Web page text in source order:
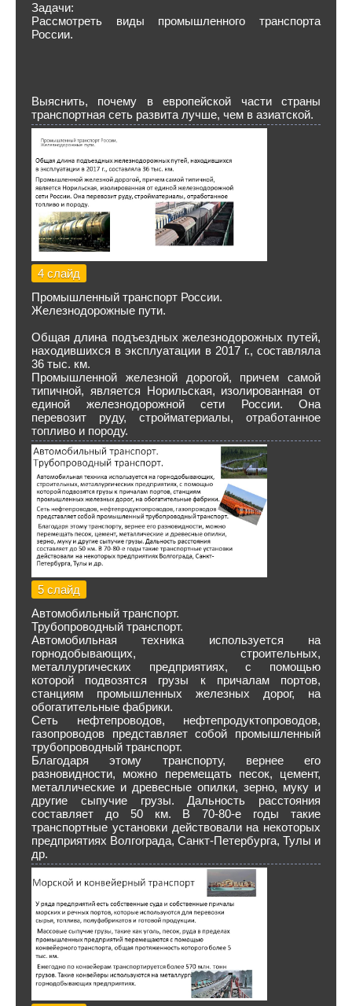
Задачи:
Рассмотреть виды промышленного транспорта
России.
Выяснить, почему в европейской части страны
транспортная сеть развита лучше, чем в азиатской.
4 слайд
Промышленный транспорт России.
Железнодорожные пути.
Общая длина подъездных железнодорожных путей,
находившихся в эксплуатации в 2017 г., составляла
36 тыс. км.
Промышленной железной дорогой, причем самой
типичной, является Норильская, изолированная от
единой железнодорожной сети России. Она
перевозит руду, стройматериалы, отработанное
топливо и породу.
5 слайд
Автомобильный транспорт.
Трубопроводный транспорт.
Автомобильная техника используется на
горнодобывающих, строительных,
металлургических предприятиях, с помощью
которой подвозятся грузы к причалам портов,
станциям промышленных железных дорог, на
обогатительные фабрики.
Сеть нефтепроводов, нефтепродуктопроводов,
газопроводов представляет собой промышленный
трубопроводный транспорт.
Благодаря этому транспорту, вернее его
разновидности, можно перемещать песок, цемент,
металлические и древесные опилки, зерно, муку и
другие сыпучие грузы. Дальность расстояния
составляет до 50 км. В 70-80-е годы такие
транспортные установки действовали на некоторых
предприятиях Волгограда, Санкт-Петербурга, Тулы и
др.